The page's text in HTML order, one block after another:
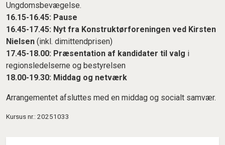
Ungdomsbevægelse.
16.15-16.45: Pause
16.45-17.45: Nyt fra Konstruktørforeningen ved Kirsten
Nielsen (inkl. dimittendprisen)
17.45-18.00: Præsentation af kandidater til valg i
regionsledelserne og bestyrelsen
18.00-19.30: Middag og netværk
Arrangementet afsluttes med en middag og socialt samvær.
Kursus nr.: 20251033